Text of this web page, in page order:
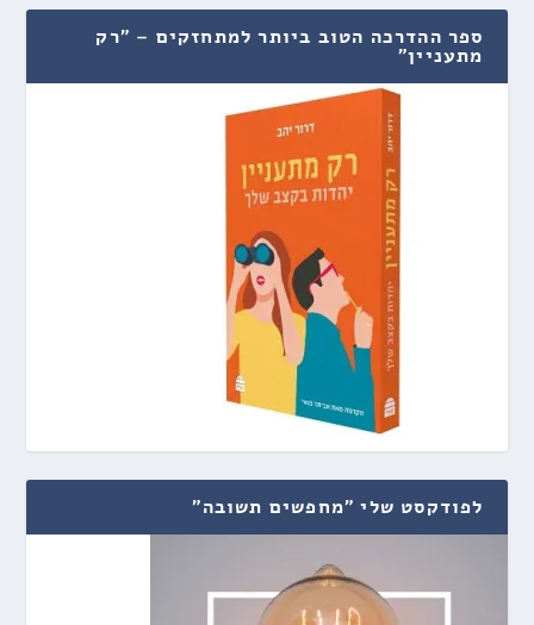
ספר ההדרכה הטוב ביותר למתחזקים – "רק
מתעניין"
לפודקסט שלי "מחפשים תשובה"